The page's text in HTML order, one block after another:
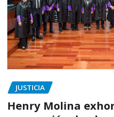
JUSTICIA
Henry Molina